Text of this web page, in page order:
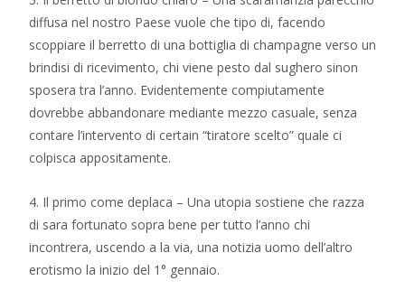
diffusa nel nostro Paese vuole che tipo di, facendo
scoppiare il berretto di una bottiglia di champagne verso un
brindisi di ricevimento, chi viene pesto dal sughero sinon
sposera tra l’anno. Evidentemente compiutamente
dovrebbe abbandonare mediante mezzo casuale, senza
contare l’intervento di certain “tiratore scelto” quale ci
colpisca appositamente.
4. Il primo come deplaca – Una utopia sostiene che razza
di sara fortunato sopra bene per tutto l’anno chi
incontrera, uscendo a la via, una notizia uomo dell’altro
erotismo la inizio del 1° gennaio.